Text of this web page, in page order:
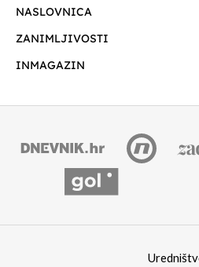
NASLOVNICA
ZANIMLJIVOSTI
INMAGAZIN